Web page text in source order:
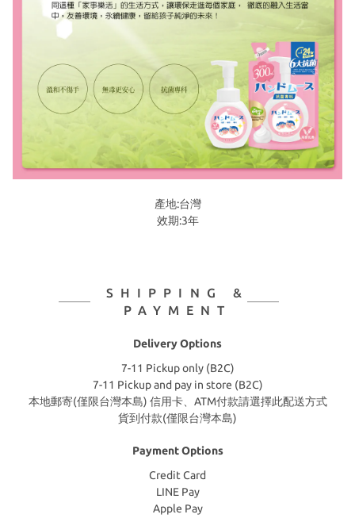
產地:台灣
效期:3年
SHIPPING &
PAYMENT
Delivery Options
7-11 Pickup only (B2C)
7-11 Pickup and pay in store (B2C)
本地郵寄(僅限台灣本島) 信用卡、ATM付款請選擇此配送方式
貨到付款(僅限台灣本島)
Payment Options
Credit Card
LINE Pay
Apple Pay